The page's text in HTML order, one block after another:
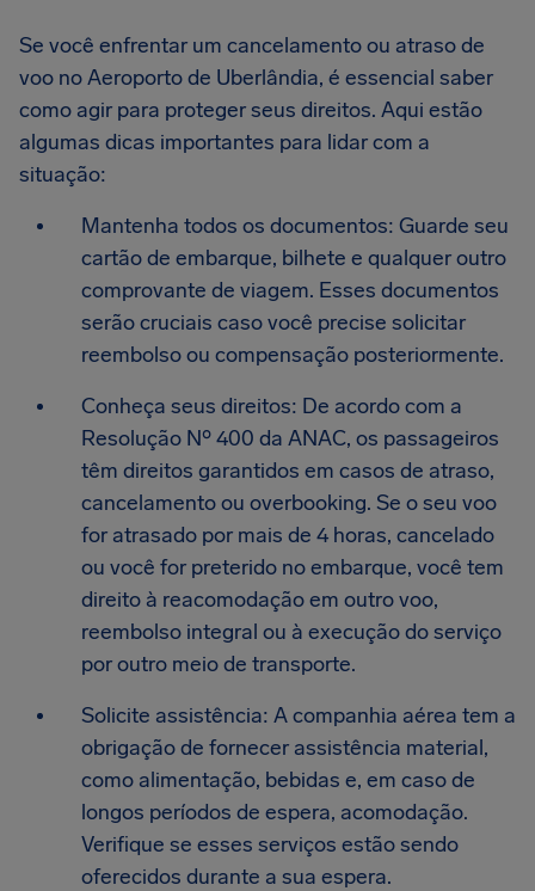
Se você enfrentar um cancelamento ou atraso de
voo no Aeroporto de Uberlândia, é essencial saber
como agir para proteger seus direitos. Aqui estão
algumas dicas importantes para lidar com a
situação:
Mantenha todos os documentos: Guarde seu
cartão de embarque, bilhete e qualquer outro
comprovante de viagem. Esses documentos
serão cruciais caso você precise solicitar
reembolso ou compensação posteriormente.
Conheça seus direitos: De acordo com a
Resolução Nº 400 da ANAC, os passageiros
têm direitos garantidos em casos de atraso,
cancelamento ou overbooking. Se o seu voo
for atrasado por mais de 4 horas, cancelado
ou você for preterido no embarque, você tem
direito à reacomodação em outro voo,
reembolso integral ou à execução do serviço
por outro meio de transporte.
Solicite assistência: A companhia aérea tem a
obrigação de fornecer assistência material,
como alimentação, bebidas e, em caso de
longos períodos de espera, acomodação.
Verifique se esses serviços estão sendo
oferecidos durante a sua espera.